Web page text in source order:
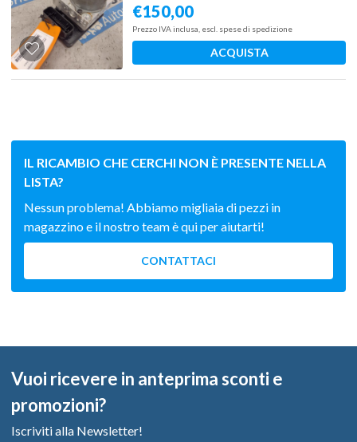
€150,00
Prezzo IVA inclusa, escl. spese di spedizione
ACQUISTA
IL RICAMBIO CHE CERCHI NON È PRESENTE NELLA
LISTA?
Nessun problema! Abbiamo migliaia di pezzi in
magazzino e il nostro team è qui per aiutarti!
CONTATTACI
Vuoi ricevere in anteprima sconti e
promozioni?
Iscriviti alla Newsletter!